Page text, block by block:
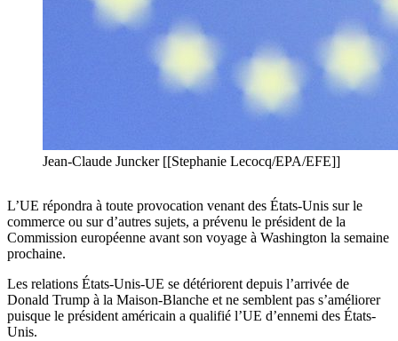
Jean-Claude Juncker [[Stephanie Lecocq/EPA/EFE]]
L’UE répondra à toute provocation venant des États-Unis sur le
commerce ou sur d’autres sujets, a prévenu le président de la
Commission européenne avant son voyage à Washington la semaine
prochaine.
Les relations États-Unis-UE se détériorent depuis l’arrivée de
Donald Trump à la Maison-Blanche et ne semblent pas s’améliorer
puisque le président américain a qualifié l’UE d’ennemi des États-
Unis.